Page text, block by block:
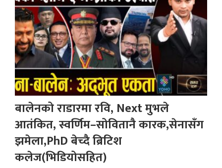
बालेनको राडारमा रवि, Next मुभले
आतंकित, स्वर्णिम–सोवितानै कारक,सेनासँग
झमेला,PhD बेच्दै ब्रिटिश
कलेज(भिडियोसहित)